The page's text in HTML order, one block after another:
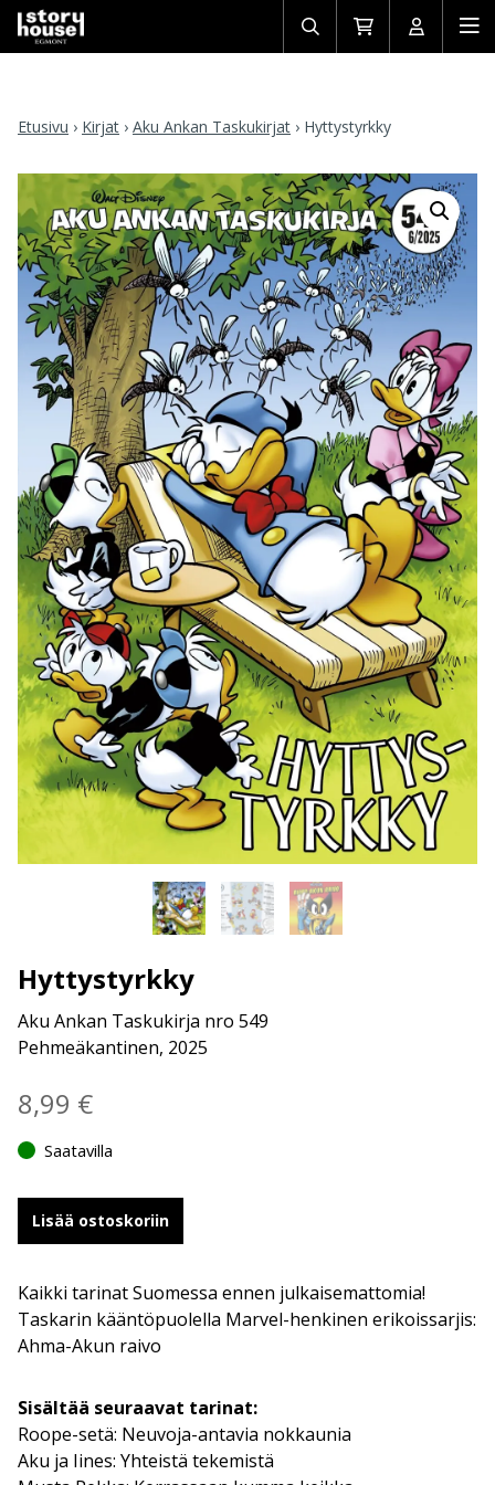
Avaa/sulje
haku
Siirry
ostoskoriin
Avaa/
Etusivu › Kirjat › Aku Ankan Taskukirjat › Hyttystyrkky
Hyttystyrkky
Aku Ankan Taskukirja nro 549
Pehmeäkantinen, 2025
8,99 €
Saatavilla
Lisää ostoskoriin
Kaikki tarinat Suomessa ennen julkaisemattomia!
Taskarin kääntöpuolella Marvel-henkinen erikoissarjis:
Ahma-Akun raivo
Sisältää seuraavat tarinat:
Roope-setä: Neuvoja-antavia nokkaunia
Aku ja Iines: Yhteistä tekemistä